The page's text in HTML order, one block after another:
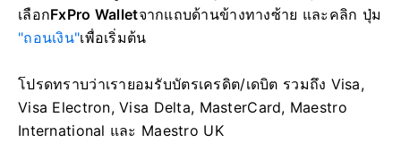
เลือกFxPro Walletจากแถบด้านข้างทางซ้าย และคลิก ปุ่ม
"ถอนเงิน"เพื่อเริ่มต้น
โปรดทราบว่าเรายอมรับบัตรเครดิต/เดบิต รวมถึง Visa,
Visa Electron, Visa Delta, MasterCard, Maestro
International และ Maestro UK